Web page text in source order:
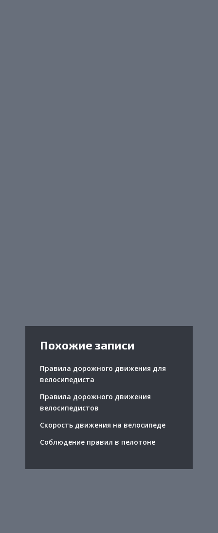
Похожие записи
Правила дорожного движения для
велосипедиста
Правила дорожного движения
велосипедистов
Скорость движения на велосипеде
Соблюдение правил в пелотоне